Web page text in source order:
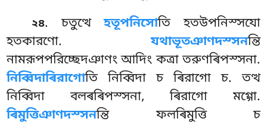
২৪. চতুত্থেহতূপনিসোতি হতউপনিস্সযো
হতকারণো.যথাভূতঞাণদস্সনন্তি
নামরূপপরিচ্ছেদঞাণং আদিং কত্ৰা তরুণৰিপস্সনা.
নিব্বিদাৰিরাগোতি নিব্বিদা চ ৰিরাগো চ. তত্থ
নিব্বিদা বলৰৰিপস্সনা, ৰিরাগো মগ্গো.
ৰিমুত্তিঞাণদস্সনন্তি ফলৰিমুত্তি চ